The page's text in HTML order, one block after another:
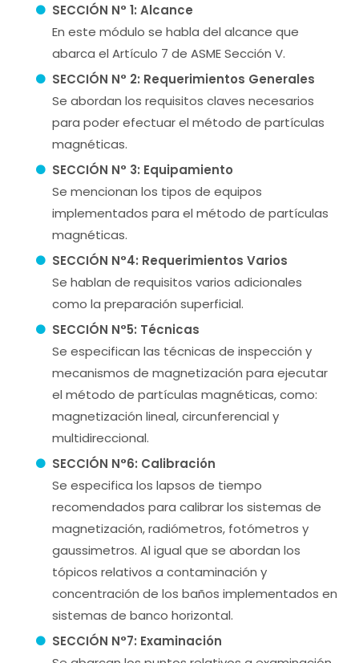
SECCIÓN N° 1: Alcance
En este módulo se habla del alcance que
abarca el Artículo 7 de ASME Sección V.
SECCIÓN N° 2: Requerimientos Generales
Se abordan los requisitos claves necesarios
para poder efectuar el método de partículas
magnéticas.
SECCIÓN N° 3: Equipamiento
Se mencionan los tipos de equipos
implementados para el método de partículas
magnéticas.
SECCIÓN N°4: Requerimientos Varios
Se hablan de requisitos varios adicionales
como la preparación superficial.
SECCIÓN N°5: Técnicas
Se especifican las técnicas de inspección y
mecanismos de magnetización para ejecutar
el método de partículas magnéticas, como:
magnetización lineal, circunferencial y
multidireccional.
SECCIÓN N°6: Calibración
Se especifica los lapsos de tiempo
recomendados para calibrar los sistemas de
magnetización, radiómetros, fotómetros y
gaussimetros. Al igual que se abordan los
tópicos relativos a contaminación y
concentración de los baños implementados en
sistemas de banco horizontal.
SECCIÓN N°7: Examinación